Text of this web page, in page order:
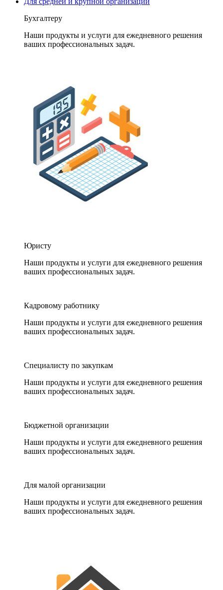
Бухгалтеру
Наши продукты и услуги для ежедневного решения
ваших профессиональных задач.
Юристу
Наши продукты и услуги для ежедневного решения
ваших профессиональных задач.
Кадровому работнику
Наши продукты и услуги для ежедневного решения
ваших профессиональных задач.
Специалисту по закупкам
Наши продукты и услуги для ежедневного решения
ваших профессиональных задач.
Бюджетной организации
Наши продукты и услуги для ежедневного решения
ваших профессиональных задач.
Для малой организации
Наши продукты и услуги для ежедневного решения
ваших профессиональных задач.